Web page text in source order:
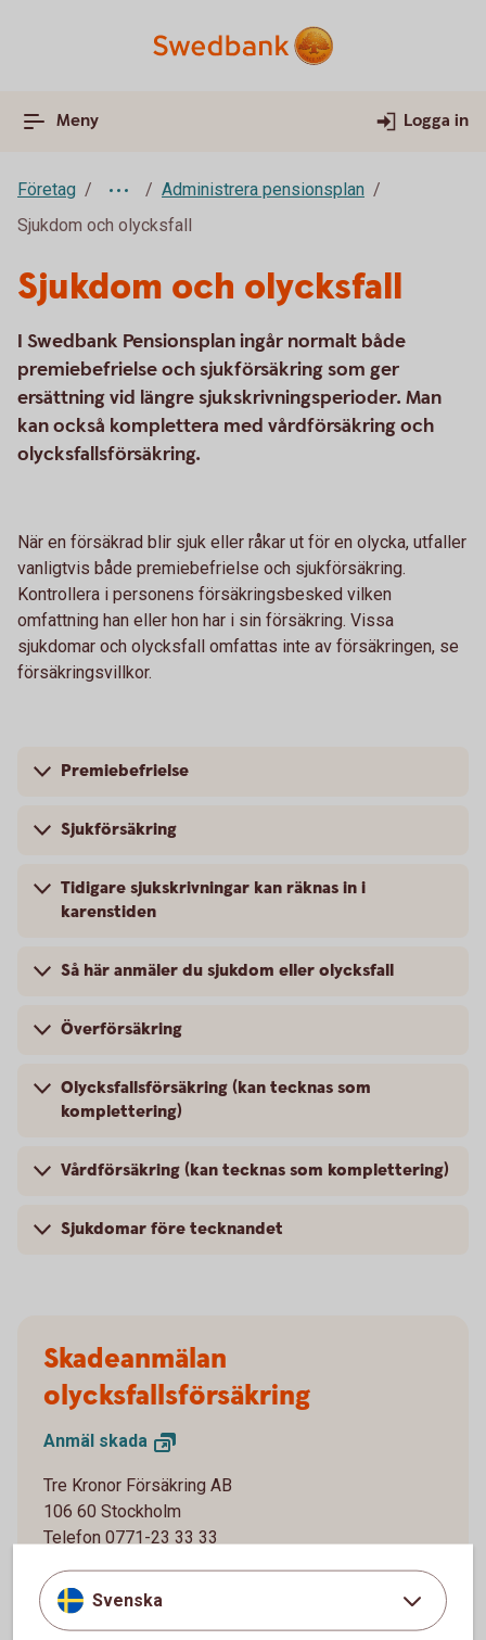
Meny Logga in
Företag
Administrera pensionsplan
Sjukdom och olycksfall
Sjukdom och olycksfall
I Swedbank Pensionsplan ingår normalt både
premiebefrielse och sjukförsäkring som ger
ersättning vid längre sjukskrivningsperioder. Man
kan också komplettera med vårdförsäkring och
olycksfallsförsäkring.
När en försäkrad blir sjuk eller råkar ut för en olycka, utfaller
vanligtvis både premiebefrielse och sjukförsäkring.
Kontrollera i personens försäkringsbesked vilken
omfattning han eller hon har i sin försäkring. Vissa
sjukdomar och olycksfall omfattas inte av försäkringen, se
försäkringsvillkor.
Premiebefrielse
Sjukförsäkring
Tidigare sjukskrivningar kan räknas in i
karenstiden
Så här anmäler du sjukdom eller olycksfall
Överförsäkring
Olycksfallsförsäkring (kan tecknas som
komplettering)
Vårdförsäkring (kan tecknas som komplettering)
Sjukdomar före tecknandet
Skadeanmälan
olycksfallsförsäkring
Anmäl skada
Tre Kronor Försäkring AB
106 60 Stockholm
Telefon 0771-23 33 33
Svenska